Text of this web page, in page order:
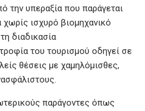
την υπεραξία που παράγεται
ισχυρό βιομηχανικό
διαδικασία
του τουρισμού οδηγεί σε
θέσεις με χαμηλόμισθες,
παράγοντες όπως